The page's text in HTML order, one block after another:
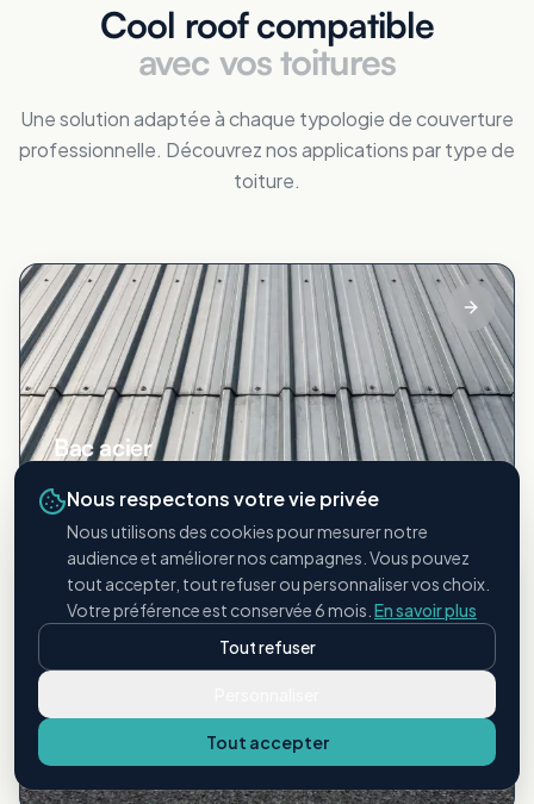
Cool roof compatible
avec vos toitures
Une solution adaptée à chaque typologie de couverture
professionnelle. Découvrez nos applications par type de
toiture.
Bac acier
Étanchéité bitumineuse
Membranes et revêtements bitume
Nous respectons votre vie privée
Nous utilisons des cookies pour mesurer notre
audience et améliorer nos campagnes. Vous pouvez
tout accepter, tout refuser ou personnaliser vos choix.
Votre préférence est conservée 6 mois. En savoir plus
Tout refuser
Tout accepter